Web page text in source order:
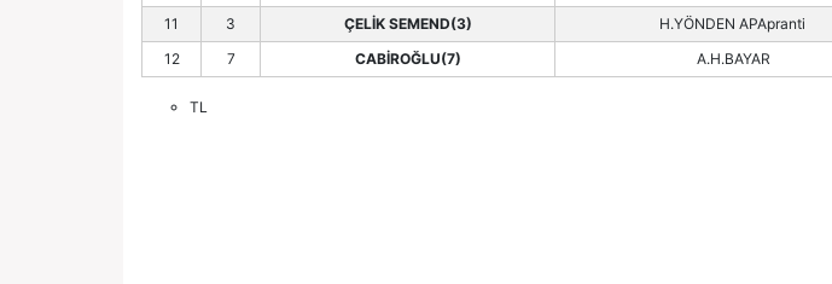
11
3 ÇELİK SEMEND(3) H.YÖNDEN APApranti
12
7 CABİROĞLU(7) A.H.BAYAR
TL